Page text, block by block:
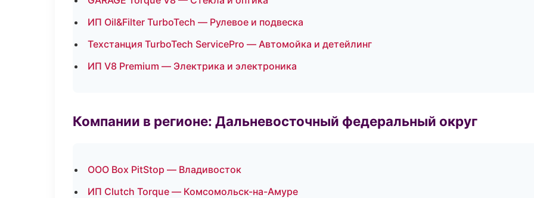
ИП Oil&Filter TurboTech — Рулевое и подвеска
Техстанция TurboTech ServicePro — Автомойка и детейлинг
ИП V8 Premium — Электрика и электроника
Компании в регионе: Дальневосточный федеральный округ
ООО Box PitStop — Владивосток
ИП Clutch Torque — Комсомольск-на-Амуре